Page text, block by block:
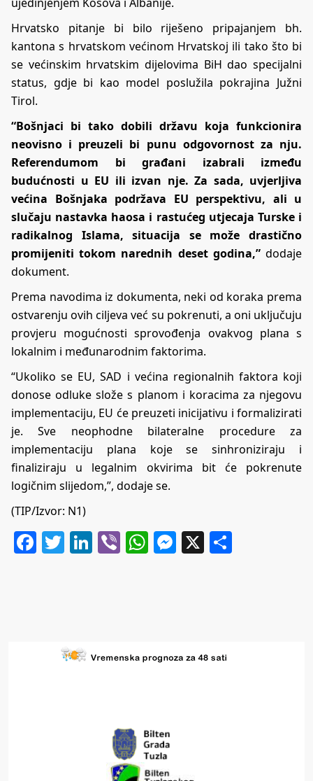
Hrvatsko pitanje bi bilo riješeno pripajanjem bh.
kantona s hrvatskom većinom Hrvatskoj ili tako što bi
se većinskim hrvatskim dijelovima BiH dao specijalni
status, gdje bi kao model poslužila pokrajina Južni
Tirol.
“Bošnjaci bi tako dobili državu koja funkcionira
neovisno i preuzeli bi punu odgovornost za nju.
Referendumom bi građani izabrali između
budućnosti u EU ili izvan nje. Za sada, uvjerljiva
većina Bošnjaka podržava EU perspektivu, ali u
slučaju nastavka haosa i rastućeg utjecaja Turske i
radikalnog Islama, situacija se može drastično
promijeniti tokom narednih deset godina,”dodaje
dokument.
Prema navodima iz dokumenta, neki od koraka prema
ostvarenju ovih ciljeva već su pokrenuti, a oni uključuju
provjeru mogućnosti sprovođenja ovakvog plana s
lokalnim i međunarodnim faktorima.
“Ukoliko se EU, SAD i većina regionalnih faktora koji
donose odluke slože s planom i koracima za njegovu
implementaciju, EU će preuzeti inicijativu i formalizirati
je. Sve neophodne bilateralne procedure za
implementaciju plana koje se sinhroniziraju i
finaliziraju u legalnim okvirima bit će pokrenute
logičnim slijedom,”, dodaje se.
(TIP/Izvor: N1)
Facebook
Twitter
LinkedIn
ViberWhatsApp
Messenger
X